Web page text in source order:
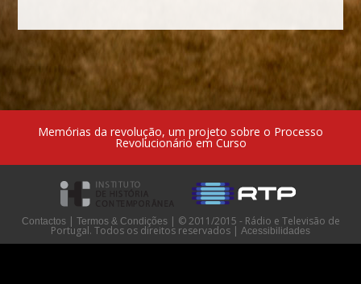
Memórias da revolução, um projeto sobre o Processo
Revolucionário em Curso
Contactos | Termos & Condições | © 2011/2015 - Rádio e Televisão de
Portugal. Todos os direitos reservados | Acessibilidades